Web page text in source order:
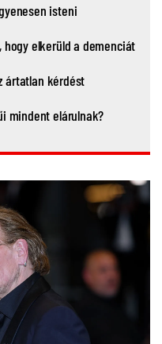
isteni
hogy elkerüld a demenciát
ártatlan kérdést
mindent elárulnak?